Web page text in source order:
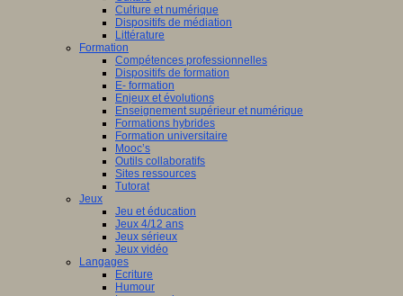
Culture et numérique
Dispositifs de médiation
Littérature
Formation
Compétences professionnelles
Dispositifs de formation
E- formation
Enjeux et évolutions
Enseignement supérieur et numérique
Formations hybrides
Formation universitaire
Mooc’s
Outils collaboratifs
Sites ressources
Tutorat
Jeux
Jeu et éducation
Jeux 4/12 ans
Jeux sérieux
Jeux vidéo
Langages
Ecriture
Humour